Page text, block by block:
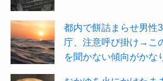
都内で餅詰まらせ男
庁、注意呼び掛け→こ
を聞かない傾向がかな